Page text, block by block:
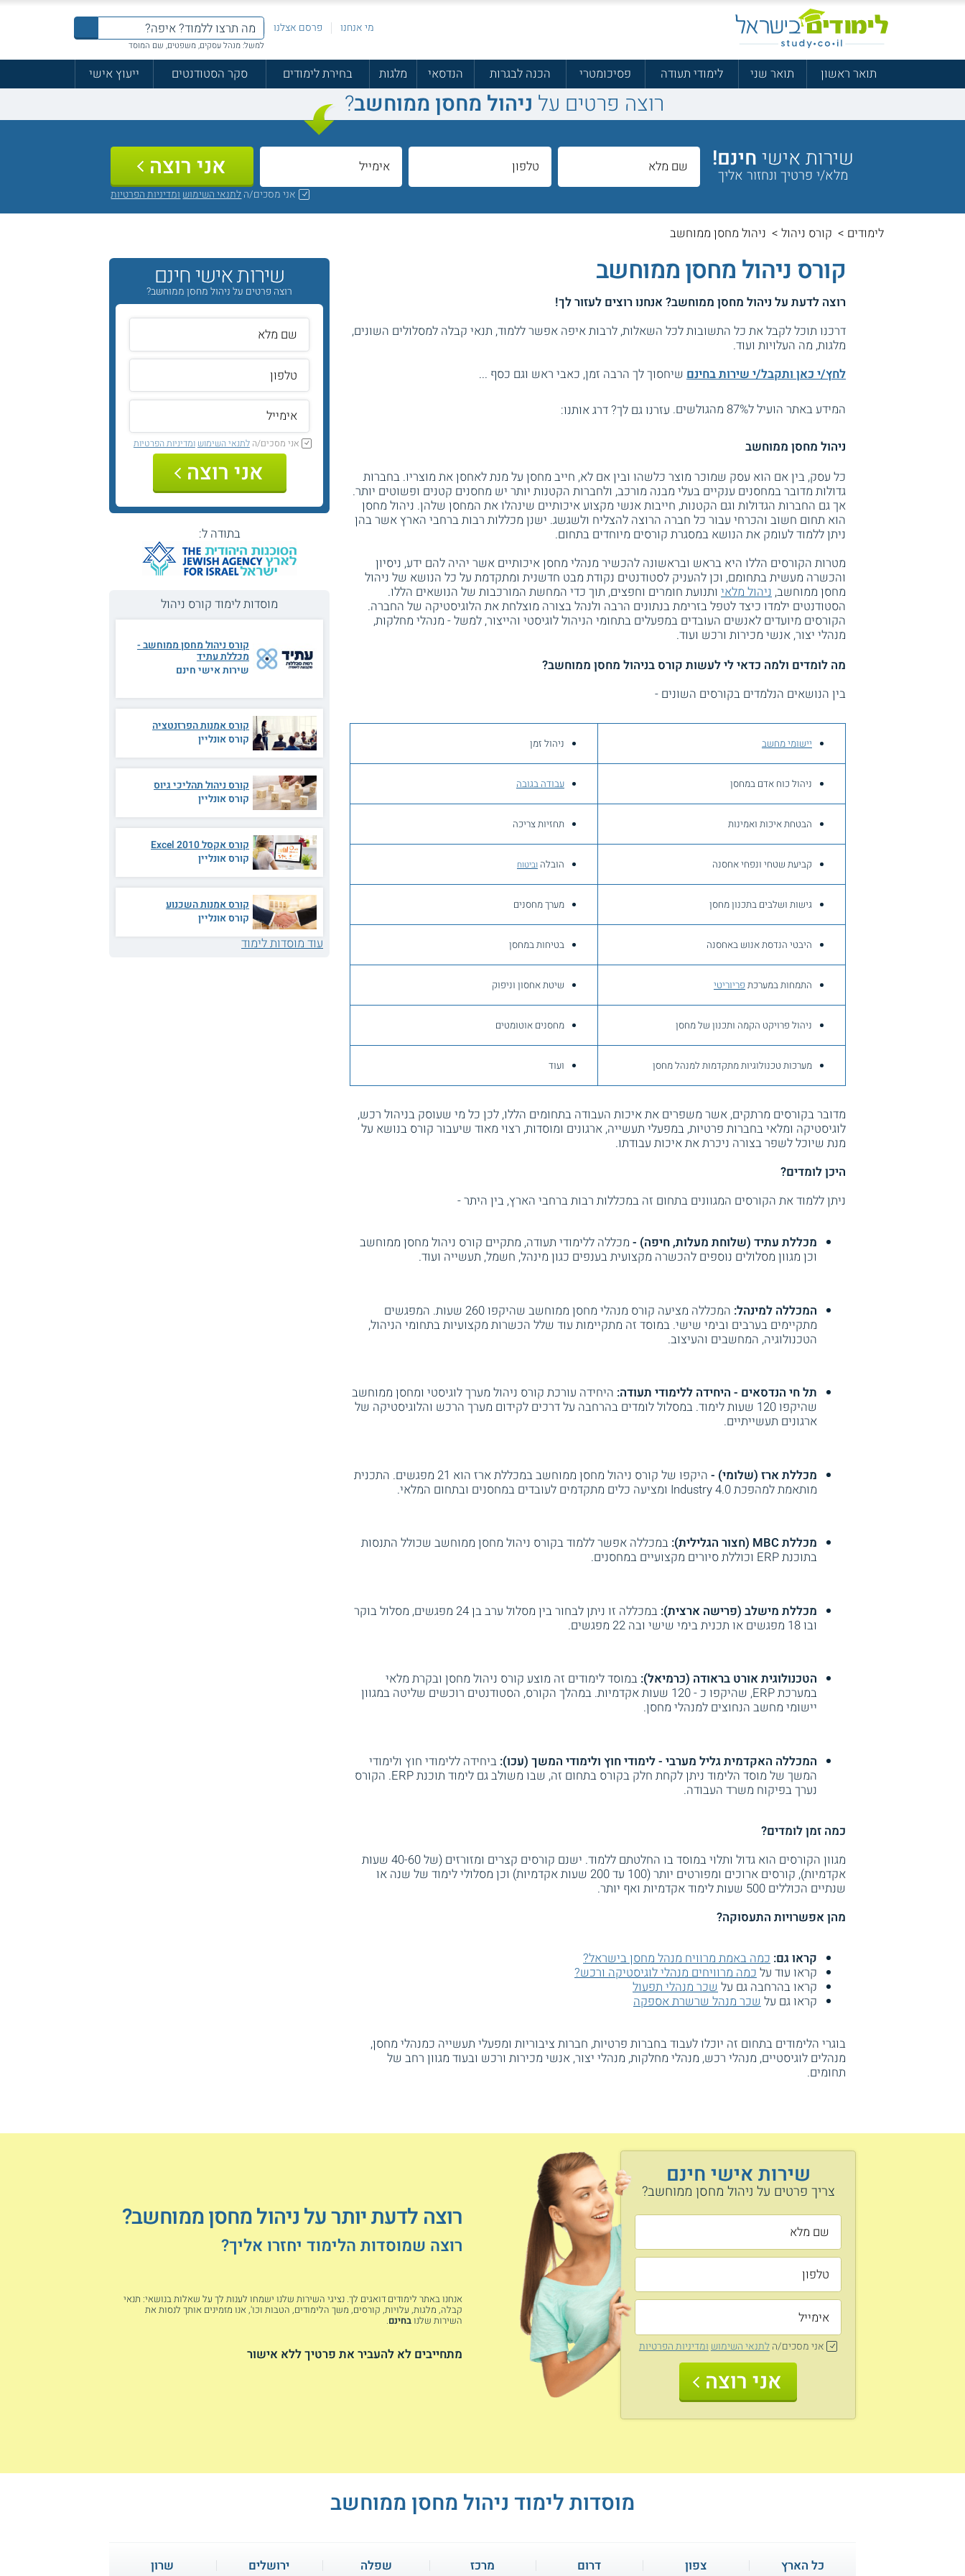
מי אנחנו פרסם אצלנו
למשל: מנהל עסקים, משפטים, שם המוסד
תואר ראשון תואר שני לימודי תעודה פסיכומטרי הכנה לבגרות הנדסאי מלגות בחירת לימודים סקר הסטודנטים ייעוץ אישי
רוצה פרטים על ניהול מחסן ממוחשב?
שירות אישיחינם!
מלא/י פרטיך ונחזור אליך
אני מסכים/הלתנאי השימושומדיניות הפרטיות
אני רוצה
לימודים > קורס ניהול > ניהול מחסן ממוחשב
קורס ניהול מחסן ממוחשב
רוצה לדעת על ניהול מחסן ממוחשב? אנחנו רוצים לעזור לך!
דרכנו תוכל לקבל את כל התשובות לכל השאלות, לרבות איפה אפשר ללמוד, תנאי קבלה למסלולים השונים,
מלגות, מה העלויות ועוד.
לחץ/י כאן ותקבל/י שירות בחינם שיחסוך לך הרבה זמן, כאבי ראש וגם כסף ...
המידע באתר הועיל ל87% מהגולשים.
עזרנו גם לך? דרג אותנו:
ניהול מחסן ממוחשב
כל עסק, בין אם הוא עסק שמוכר מוצר כלשהו ובין אם לא, חייב מחסן על מנת לאחסן את מוצריו. בחברות
גדולות מדובר במחסנים ענקיים בעלי מבנה מורכב, ולחברות הקטנות יותר יש מחסנים קטנים ופשוטים יותר.
אך גם החברות הגדולות וגם הקטנות, חייבות אנשי מקצוע איכותיים שינהלו את המחסן שלהן. ניהול מחסן
הוא תחום חשוב והכרחי עבור כל חברה הרוצה להצליח ולשגשג. ישנן מכללות רבות ברחבי הארץ אשר בהן
ניתן ללמוד לעומק את הנושא במסגרת קורסים מיוחדים בתחום.
מטרות הקורסים הללו היא בראש ובראשונה להכשיר מנהלי מחסן איכותיים אשר יהיה להם ידע, ניסיון
והכשרה מעשית בתחומם, וכן להעניק לסטודנטים נקודת מבט חדשנית ומתקדמת על כל הנושא של ניהול
מחסן ממוחשב,ניהול מלאי ותנועת חומרים וחפצים, תוך כדי המחשת המורכבות של הנושאים הללו.
הסטודנטים ילמדו כיצד לטפל בזרימת בנתונים הרבה ולנהל בצורה מוצלחת את הלוגיסטיקה של החברה.
הקורסים מיועדים לאנשים העובדים במפעלים בתחומי הניהול לוגיסטי והייצור, למשל - מנהלי מחלקות,
מנהלי יצור, אנשי מכירות ורכש ועוד.
מה לומדים ולמה כדאי לי לעשות קורס בניהול מחסן ממוחשב?
בין הנושאים הנלמדים בקורסים השונים -
יישומי מחשב ניהול זמן
ניהול כוח אדם במחסן עבודה בגובה
הבטחת איכות ואמינות תחזיות צריכה
קביעת שטחי ונפחי אחסנה הובלהוביטוח
גישות ושלבים בתכנון מחסן מערך מחסנים
היבטי הנדסת אנוש באחסנה בטיחות במחסן
התמחות במערכת פריוריטי שיטת אחסון וניפוק
ניהול פרויקט הקמה ותכנון של מחסן מחסנים אוטומטים
מערכות טכנולוגיות מתקדמות למנהל מחסן ועוד
מדובר בקורסים מרתקים, אשר משפרים את איכות העבודה בתחומים הללו, לכן כל מי שעוסק בניהול רכש,
לוגיסטיקה ומלאי בחברות פרטיות, במפעלי תעשייה, ארגונים ומוסדות, רצוי מאוד שיעבור קורס בנושא על
מנת שיוכל לשפר בצורה ניכרת את איכות עבודתו.
היכן לומדים?
ניתן ללמוד את הקורסים המגוונים בתחום זה במכללות רבות ברחבי הארץ, בין היתר -
מכללת עתיד (שלוחת מעלות, חיפה) - מכללה ללימודי תעודה, מתקיים קורס ניהול מחסן ממוחשב
וכן מגוון מסלולים נוספים להכשרה מקצועית בענפים כגון מינהל, חשמל, תעשייה ועוד.
המכללה למינהל:
המכללה מציעה קורס מנהלי מחסן ממוחשב שהיקפו 260 שעות. המפגשים
מתקיימים בערבים ובימי שישי. במוסד זה מתקיימות עוד שלל הכשרות מקצועיות בתחומי הניהול,
הטכנולוגיה, המחשבים והעיצוב.
תל חי הנדסאים - היחידה ללימודי תעודה: היחידה עורכת קורס ניהול מערך לוגיסטי ומחסן ממוחשב
שהיקפו 120 שעות לימוד. במסלול לומדים בהרחבה על דרכים לקידום מערך הרכש והלוגיסטיקה של
ארגונים תעשייתיים.
מכללת ארז (שלומי) -
היקפו של קורס ניהול מחסן ממוחשב במכללת ארז הוא 21 מפגשים. התכנית
מותאמת למהפכת Industry 4.0 ומציעה כלים מתקדמים לעובדים במחסנים ובתחום המלאי.
מכללת MBC (חצור הגלילית):
במכללה אפשר ללמוד בקורס ניהול מחסן ממוחשב שכולל התנסות
בתוכנת ERP וכוללת סיורים מקצועיים במחסנים.
מכללת מישלב (פרישה ארצית):
במכללה זו ניתן לבחור בין מסלול ערב בן 24 מפגשים, מסלול בוקר
ובו 18 מפגשים או תכנית בימי שישי ובה 22 מפגשים.
הטכנולוגית אורט בראודה (כרמיאל): במוסד לימודים זה מוצע קורס ניהול מחסן ובקרת מלאי
במערכת ERP, שהיקפו כ - 120 שעות אקדמיות. במהלך הקורס, הסטודנטים רוכשים שליטה במגוון
יישומי מחשב הנחוצים למנהלי מחסן.
המכללה האקדמית גליל מערבי - לימודי חוץ ולימודי המשך (עכו): ביחידה ללימודי חוץ ולימודי
המשך של מוסד הלימוד ניתן לקחת חלק בקורס בתחום זה, שבו משולב גם לימוד תוכנת ERP. הקורס
נערך בפיקוח משרד העבודה.
כמה זמן לומדים?
מגוון הקורסים הוא גדול ותלוי במוסד בו החלטתם ללמוד. ישנם קורסים קצרים ומזורזים (של 40-60 שעות
אקדמיות), קורסים ארוכים ומפורטים יותר (100 עד 200 שעות אקדמיות) וכן מסלולי לימוד של שנה או
שנתיים הכוללים 500 שעות לימוד אקדמיות ואף יותר.
מהן אפשרויות התעסוקה?
קראו גם: כמה באמת מרוויח מנהל מחסן בישראל?
קראו עוד עלכמה מרוויחים מנהלי לוגיסטיקה ורכש?
קראו בהרחבה גם עלשכר מנהלי תפעול
קראו גם עלשכר מנהל שרשרת אספקה
בוגרי הלימודים בתחום זה יוכלו לעבוד בחברות פרטיות, חברות ציבוריות ומפעלי תעשייה כמנהלי מחסן,
מנהלים לוגיסטיים, מנהלי רכש, מנהלי מחלקות, מנהלי יצור, אנשי מכירות ורכש ובעוד מגוון רחב של
תחומים.
שירות אישי חינם
רוצה פרטים על ניהול מחסן ממוחשב?
אני מסכים/הלתנאי השימוש ומדיניות הפרטיות
אני רוצה
בתודה ל:
מוסדות לימוד קורס ניהול
קורס ניהול מחסן ממוחשב -
מכללת עתיד
שירות אישי חינם
קורס אמנות הפרזנטציה
קורס אונליין
קורס ניהול תהליכי גיוס
קורס אונליין
קורס אקסל 2010 Excel
קורס אונליין
קורס אמנות השכנוע
קורס אונליין
עוד מוסדות לימוד
שירות אישי חינם
צריך פרטים על ניהול מחסן ממוחשב?
אני מסכים/הלתנאי השימוש ומדיניות הפרטיות
אני רוצה
רוצה לדעת יותר על ניהול מחסן ממוחשב?
רוצה שמוסדות הלימוד יחזרו אליך?
אנחנו באתר לימודים דואגים לך. נציגי השירות שלנו ישמחו לענות לך על שאלות בנושאי: תנאי
קבלה, מלגות, עלויות, קורסים, משך הלימודים, הטבות וכו', אנו מזמינים אותך לנסות את
השירות שלנובחינם.
מתחייבים לא להעביר את פרטיך ללא אישור
מוסדות לימוד ניהול מחסן ממוחשב
כל הארץ צפון דרום מרכז שפלה ירושלים שרון